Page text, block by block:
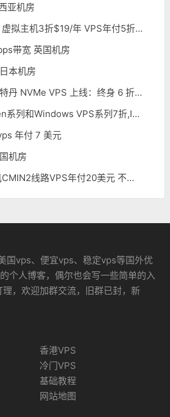
亚机房
HawkHost/老鹰主机 虚拟主机3折$19/年 VPS年付5折$25/年
带宽 英国机房
本机房
AirNode 荷兰阿姆斯特丹 NVMe VPS 上线：终身 6 折，€1.99/月起，2.5Tbit/s DDoS 防护
DesiVPS AMD Ryzen系列和Windows VPS系列7折,Intel系列年付11.6美元
年付 7 美元
机房
DediOne 新增洛杉矶CMIN2线路VPS年付20美元 不限流量
国vps、便宜vps、稳定vps等国外优
个人博客，偶尔也会写一些简单的入
，欢迎加群交流，旧群已封，新
香港VPS
冷门VPS
基础教程
网站地图